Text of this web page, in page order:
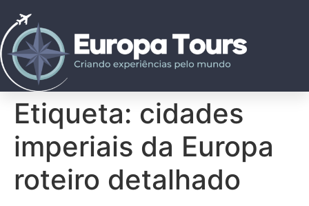
Etiqueta: cidades
imperiais da Europa
roteiro detalhado